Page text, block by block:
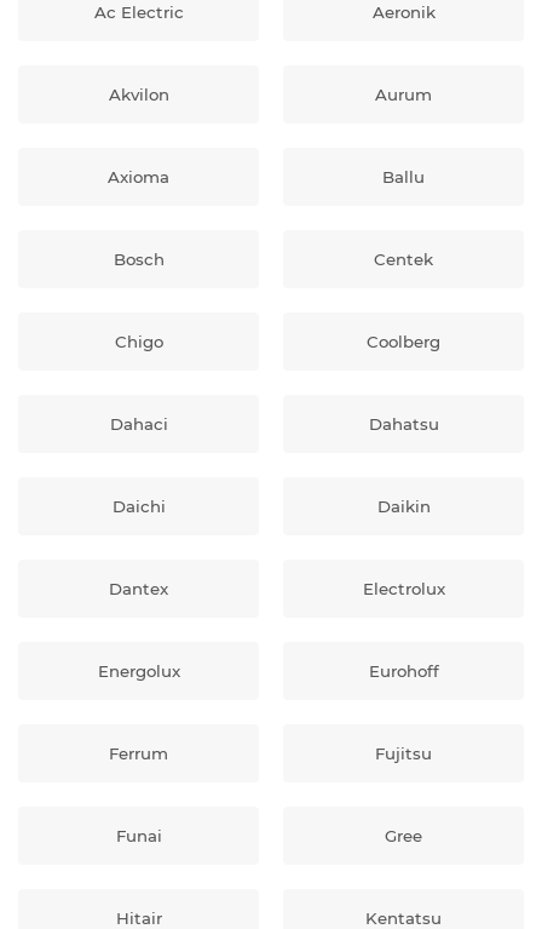
Ac Electric Aeronik
Akvilon Aurum
Axioma Ballu
Bosch Centek
Chigo Coolberg
Dahaci Dahatsu
Daichi Daikin
Dantex Electrolux
Energolux Eurohoff
Ferrum Fujitsu
Funai Gree
Hitair Kentatsu